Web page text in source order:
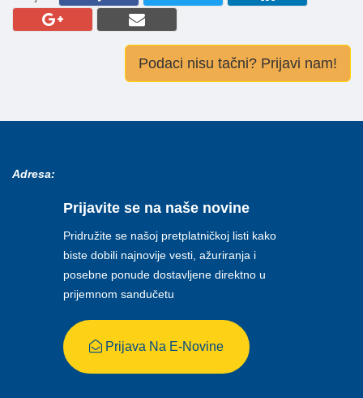
Podaci nisu tačni? Prijavi nam!
Adresa:
Prijavite se na naše novine
Pridružite se našoj pretplatničkoj listi kako
biste dobili najnovije vesti, ažuriranja i
posebne ponude dostavljene direktno u
prijemnom sandučetu
Prijava Na E-Novine